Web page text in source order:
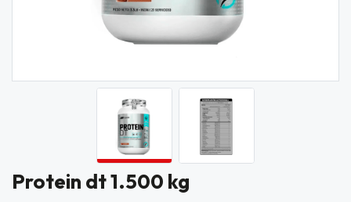
Protein dt 1.500 kg